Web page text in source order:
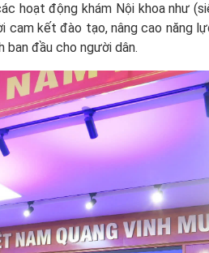
hoạt động khám Nội khoa như
kết đào tạo, nâng cao năng
đầu cho người dân.